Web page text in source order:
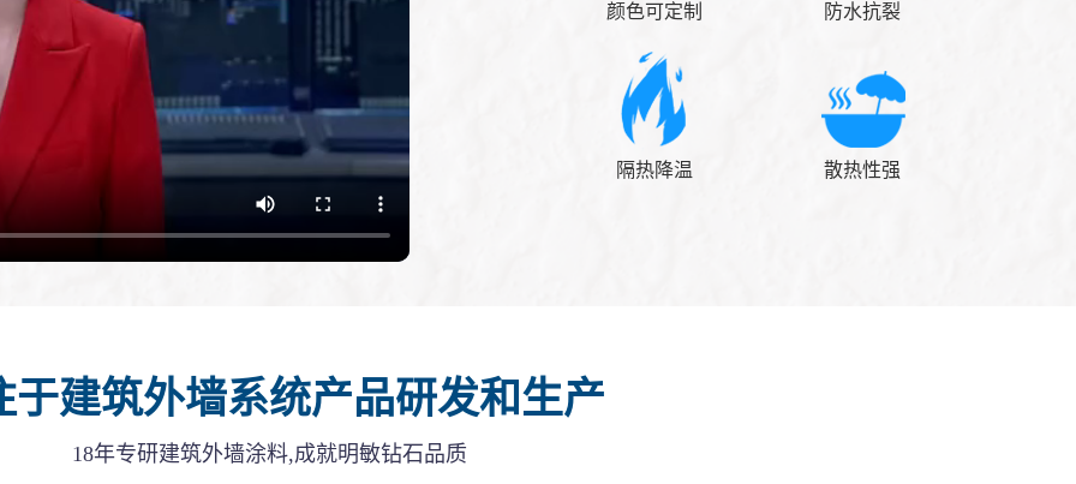
颜色可定制 防水抗裂
隔热降温 散热性强
于建筑外墙系统产品研发和生产
18年专研建筑外墙涂料,成就明敏钻石品质